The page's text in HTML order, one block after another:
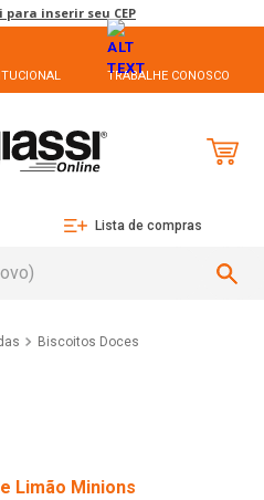
inserir seu CEP
TRABALHE CONOSCO
Lista de compras
Biscoitos Doces
Limão Minions